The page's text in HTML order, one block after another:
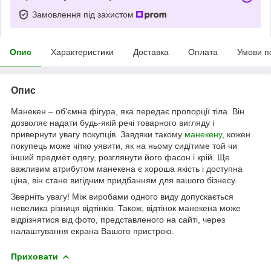
Замовлення під захистом
Опис Характеристики Доставка Оплата Умови
Опис
Манекен – об'ємна фігура, яка передає пропорції тіла. Він
дозволяє надати будь-якій речі товарного вигляду і
привернути увагу покупців. Завдяки такому манекену, кожен
покупець може чітко уявити, як на ньому сидітиме той чи
інший предмет одягу, розглянути його фасон і крій. Ще
важливим атрибутом манекена є хороша якість і доступна
ціна, він стане вигідним придбанням для вашого бізнесу.
Зверніть увагу! Між виробами одного виду допускається
невелика різниця відтінків. Також, відтінок манекена може
відрізнятися від фото, представленого на сайті, через
налаштування екрана Вашого пристрою.
Приховати